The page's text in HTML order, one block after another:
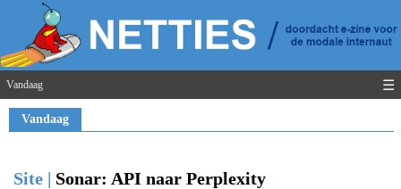
Vandaag ☰
Vandaag
Site | Sonar: API naar Perplexity